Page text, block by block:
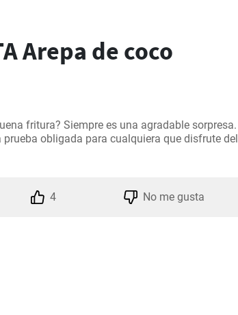
Arepa de coco
fritura? Siempre es una agradable sorpresa.
prueba obligada para cualquiera que disfrute del
4 No me gusta